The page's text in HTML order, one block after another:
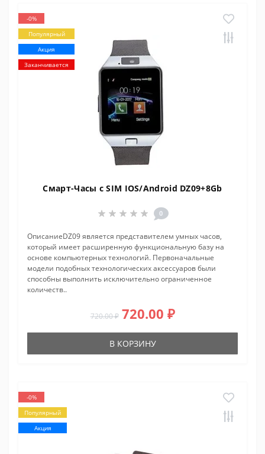
-0%
Популярный
Акция
Заканчивается
Смарт-Часы с SIM IOS/Android DZ09+8Gb
0
ОписаниеDZ09 является представителем умных часов,
который имеет расширенную функциональную базу на
основе компьютерных технологий. Первоначальные
модели подобных технологических аксессуаров были
способны выполнить исключительно ограниченное
количеств..
720.00 ₽ 720.00 ₽
В КОРЗИНУ
-0%
Популярный
Акция